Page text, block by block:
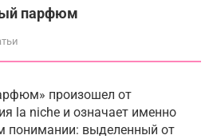
парфюм
произошел от
la niche и означает именно
понимании: выделенный от